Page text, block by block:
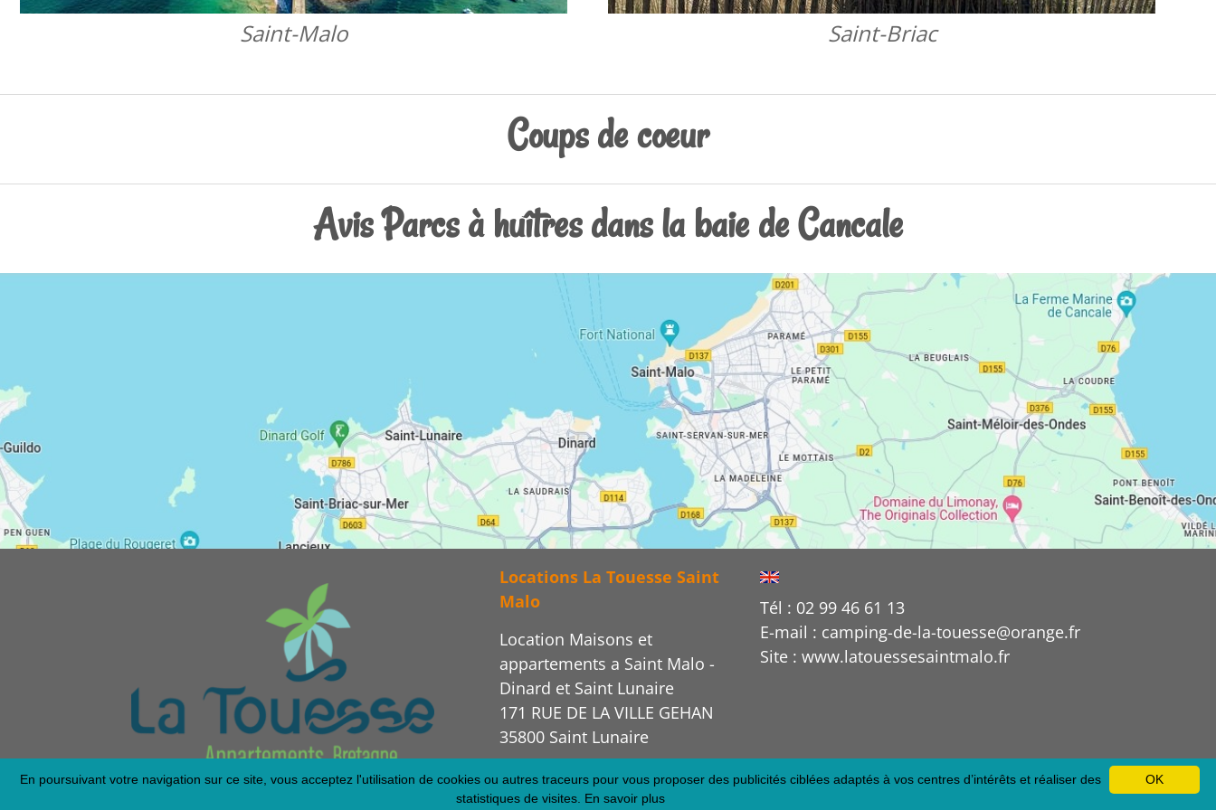
Saint-Malo Saint-Briac
Coups de coeur
Avis Parcs à huîtres dans la baie de Cancale
Locations La Touesse Saint
Malo
Location Maisons et
appartements a Saint Malo -
Dinard et Saint Lunaire
171 RUE DE LA VILLE GEHAN
35800 Saint Lunaire
Tél : 02 99 46 61 13
E-mail : camping-de-la-touesse@orange.fr
Site : www.latouessesaintmalo.fr
Nos flux RSS
OK
En poursuivant votre navigation sur ce site, vous acceptez l'utilisation de cookies ou autres traceurs pour vous proposer des publicités ciblées adaptés à vos centres d’intérêts et réaliser des
statistiques de visites. En savoir plus